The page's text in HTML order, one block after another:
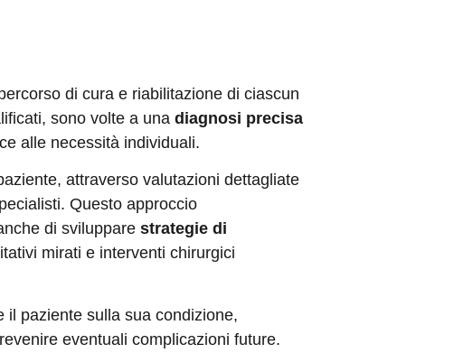
di cura e riabilitazione di ciascun
sono volte a una diagnosi precisa
alle necessità individuali.
attraverso valutazioni dettagliate
Questo approccio
di sviluppare strategie di
mirati e interventi chirurgici
il paziente sulla sua condizione,
eventuali complicazioni future.